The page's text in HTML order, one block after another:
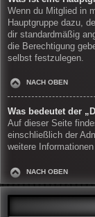
Wenn du Mitglied in
Hauptgruppe dazu,
dir standardmäßig
die Berechtigung
selbst festzulegen.
NACH OBEN
Was bedeutet der
Auf dieser Seite
einschließlich der
weitere
NACH OBEN